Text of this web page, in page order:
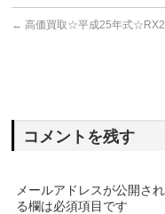
← 高価買取☆平成25年式
コメントを残す
メールアドレスが公開さ
る欄は必須項目です